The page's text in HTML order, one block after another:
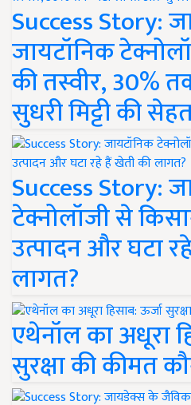
Success Story:
जायटॉनिक
की तस्वीर, 30%
सुधरी मिट्टी की
Success Story:
टेक्नोलॉजी से
उत्पादन और घटा
लागत?
एथेनॉल का अधूरा
सुरक्षा की कीमत